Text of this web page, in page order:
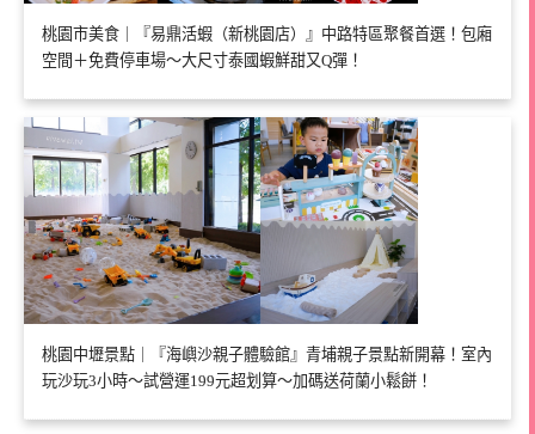
桃園市美食｜『易鼎活蝦（新桃園店）』中路特區聚餐首選！包廂
空間＋免費停車場～大尺寸泰國蝦鮮甜又Q彈！
桃園中壢景點｜『海嶼沙親子體驗館』青埔親子景點新開幕！室內
玩沙玩3小時～試營運199元超划算～加碼送荷蘭小鬆餅！